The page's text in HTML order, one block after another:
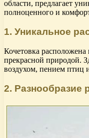
области, предлагает
полноценного и
1. Уникальное
Кочетовка
прекрасной природой.
воздухом, пением птиц
2. Разнообразие